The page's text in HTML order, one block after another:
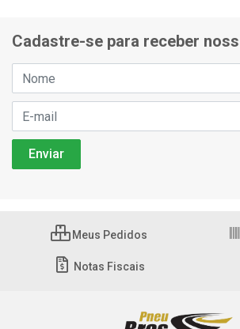
Cadastre-se para receber
Meus Pedidos
Notas Fiscais